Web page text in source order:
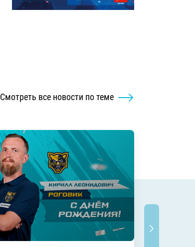
Смотреть все новости по теме